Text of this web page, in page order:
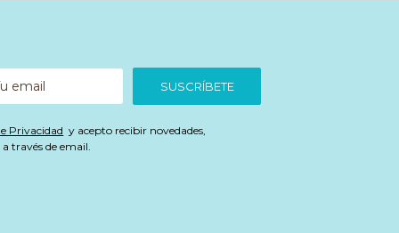
SUSCRÍBETE
Privacidad y acepto recibir novedades,
través de email.